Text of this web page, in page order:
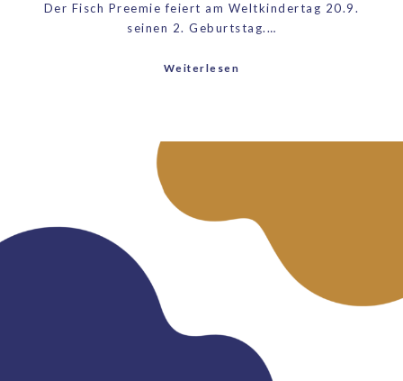
Der Fisch Preemie feiert am Weltkindertag 20.9.
seinen 2. Geburtstag.…
Weiterlesen